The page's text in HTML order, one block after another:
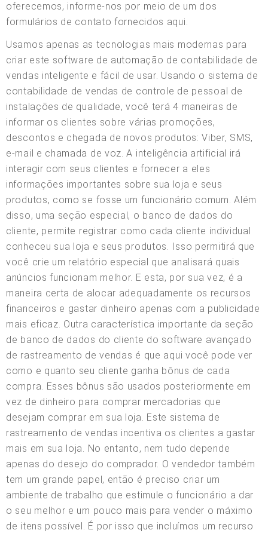
oferecemos, informe-nos por meio de um dos
formulários de contato fornecidos aqui.
Usamos apenas as tecnologias mais modernas para
criar este software de automação de contabilidade de
vendas inteligente e fácil de usar. Usando o sistema de
contabilidade de vendas de controle de pessoal de
instalações de qualidade, você terá 4 maneiras de
informar os clientes sobre várias promoções,
descontos e chegada de novos produtos: Viber, SMS,
e-mail e chamada de voz. A inteligência artificial irá
interagir com seus clientes e fornecer a eles
informações importantes sobre sua loja e seus
produtos, como se fosse um funcionário comum. Além
disso, uma seção especial, o banco de dados do
cliente, permite registrar como cada cliente individual
conheceu sua loja e seus produtos. Isso permitirá que
você crie um relatório especial que analisará quais
anúncios funcionam melhor. E esta, por sua vez, é a
maneira certa de alocar adequadamente os recursos
financeiros e gastar dinheiro apenas com a publicidade
mais eficaz. Outra característica importante da seção
de banco de dados do cliente do software avançado
de rastreamento de vendas é que aqui você pode ver
como e quanto seu cliente ganha bônus de cada
compra. Esses bônus são usados posteriormente em
vez de dinheiro para comprar mercadorias que
desejam comprar em sua loja. Este sistema de
rastreamento de vendas incentiva os clientes a gastar
mais em sua loja. No entanto, nem tudo depende
apenas do desejo do comprador. O vendedor também
tem um grande papel, então é preciso criar um
ambiente de trabalho que estimule o funcionário a dar
o seu melhor e um pouco mais para vender o máximo
de itens possível. É por isso que incluímos um recurso